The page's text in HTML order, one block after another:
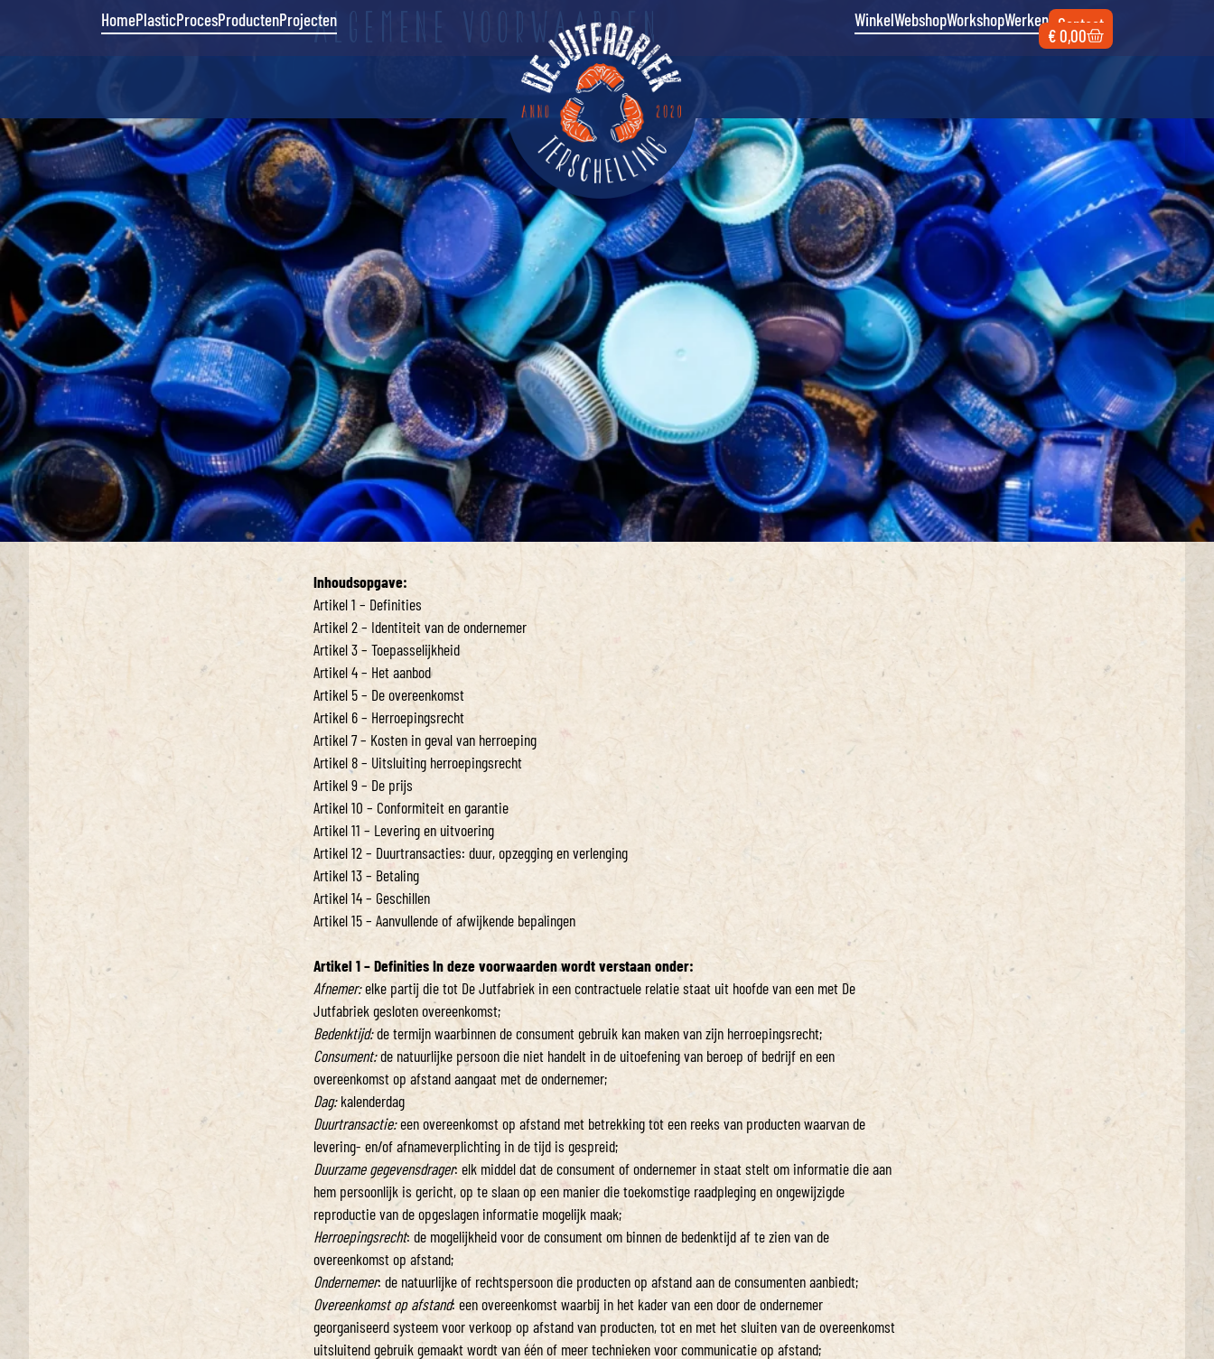
€0,00
HomePlasticProcesProductenProjecten WinkelWebshopWorkshopWerken Contact
ALGEMENE VOORWAARDEN
Inhoudsopgave:
Artikel 1 – Definities
Artikel 2 – Identiteit van de ondernemer
Artikel 3 – Toepasselijkheid
Artikel 4 – Het aanbod
Artikel 5 – De overeenkomst
Artikel 6 – Herroepingsrecht
Artikel 7 – Kosten in geval van herroeping
Artikel 8 – Uitsluiting herroepingsrecht
Artikel 9 – De prijs
Artikel 10 – Conformiteit en garantie
Artikel 11 – Levering en uitvoering
Artikel 12 – Duurtransacties: duur, opzegging en verlenging
Artikel 13 – Betaling
Artikel 14 – Geschillen
Artikel 15 – Aanvullende of afwijkende bepalingen
Artikel 1 – Definities In deze voorwaarden wordt verstaan onder:
Afnemer:elke partij die tot De Jutfabriek in een contractuele relatie staat uit hoofde van een met De
Jutfabriek gesloten overeenkomst;
Bedenktijd:de termijn waarbinnen de consument gebruik kan maken van zijn herroepingsrecht;
Consument:de natuurlijke persoon die niet handelt in de uitoefening van beroep of bedrijf en een
overeenkomst op afstand aangaat met de ondernemer;
Dag:kalenderdag
Duurtransactie:een overeenkomst op afstand met betrekking tot een reeks van producten waarvan de
levering- en/of afnameverplichting in de tijd is gespreid;
Duurzame gegevensdrager: elk middel dat de consument of ondernemer in staat stelt om informatie die aan
hem persoonlijk is gericht, op te slaan op een manier die toekomstige raadpleging en ongewijzigde
reproductie van de opgeslagen informatie mogelijk maak;
Herroepingsrecht: de mogelijkheid voor de consument om binnen de bedenktijd af te zien van de
overeenkomst op afstand;
Ondernemer: de natuurlijke of rechtspersoon die producten op afstand aan de consumenten aanbiedt;
Overeenkomst op afstand: een overeenkomst waarbij in het kader van een door de ondernemer
georganiseerd systeem voor verkoop op afstand van producten, tot en met het sluiten van de overeenkomst
uitsluitend gebruik gemaakt wordt van één of meer technieken voor communicatie op afstand;